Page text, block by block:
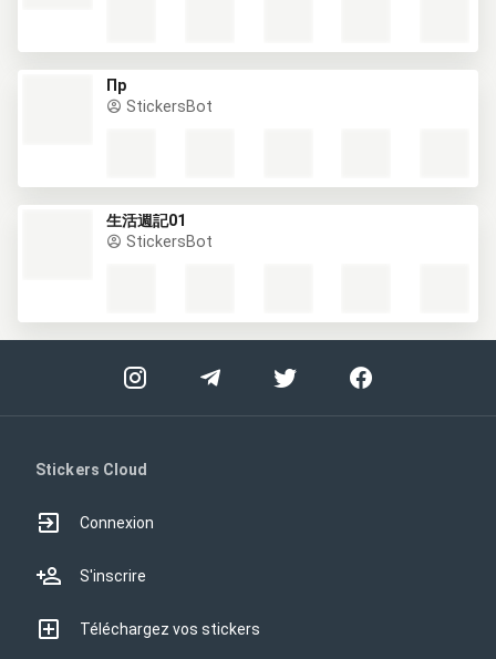
Пр
StickersBot
生活週記01
StickersBot
Stickers Cloud
Connexion
S'inscrire
Téléchargez vos stickers